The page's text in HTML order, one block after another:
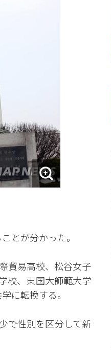
とが分かった。
貿易高校、松谷女子
校、東国大師範大学
に転換する。
で性別を区分して新